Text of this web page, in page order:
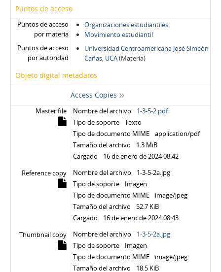
Puntos de acceso
Puntos de acceso
por materia
Organizaciones estudiantiles
Movimiento estudiantil
Puntos de acceso
por autoridad
Universidad Centroamericana José Simeón
Cañas, UCA(Materia)
Objeto digital metadatos
Access Copies
Master file Nombre del archivo
1-3-5-2.pdf
Tipo de soporte
Texto
Tipo de documento MIME
application/pdf
Tamaño del archivo
1.3 MiB
Cargado
16 de enero de 2024 08:42
Reference copy
Nombre del archivo
1-3-5-2a.jpg
Tipo de soporte
Imagen
Tipo de documento MIME
image/jpeg
Tamaño del archivo
52.7 KiB
Cargado
16 de enero de 2024 08:43
Thumbnail copy
Nombre del archivo
1-3-5-2a.jpg
Tipo de soporte
Imagen
Tipo de documento MIME
image/jpeg
Tamaño del archivo
18.5 KiB